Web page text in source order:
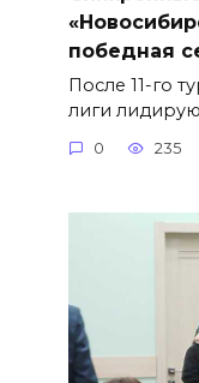
победная
После 11-го
лиги
0 235